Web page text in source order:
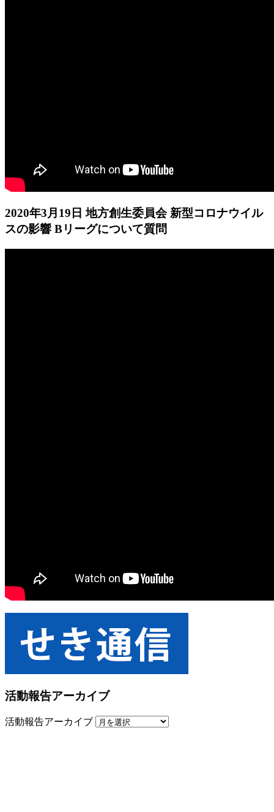
2020年3月19日 地方創生委員会 新型コロナウイル
スの影響 Bリーグについて質問
活動報告アーカイブ
活動報告アーカイブ